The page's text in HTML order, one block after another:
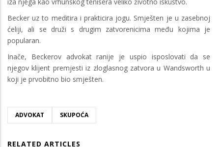
Becker uz to meditira i prakticira jogu. Smješten je u zasebnoj
ćeliji, ali se druži s drugim zatvorenicima među kojima je
popularan.
Inače, Beckerov advokat ranije je uspio isposlovati da se
njegov klijent premjesti iz zloglasnog zatvora u Wandsworth u
koji je prvobitno bio smješten.
ADVOKAT SKUPOĆA
RELATED ARTICLES